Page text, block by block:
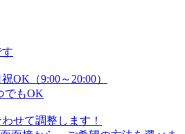
OK（9:00～20:00）
でもOK
せて調整します！